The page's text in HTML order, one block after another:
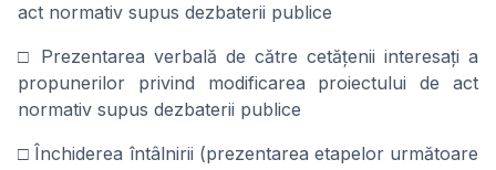
act normativ supus dezbaterii publice
□ Prezentarea verbală de către cetățenii interesați a
propunerilor privind modificarea proiectului de act
normativ supus dezbaterii publice
□ Închiderea întâlnirii (prezentarea etapelor următoare